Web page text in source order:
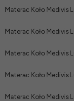
Materac Koło Medivis
Materac Koło Medivis
Materac Koło Medivis
Materac Koło Medivis
Materac Koło Medivis